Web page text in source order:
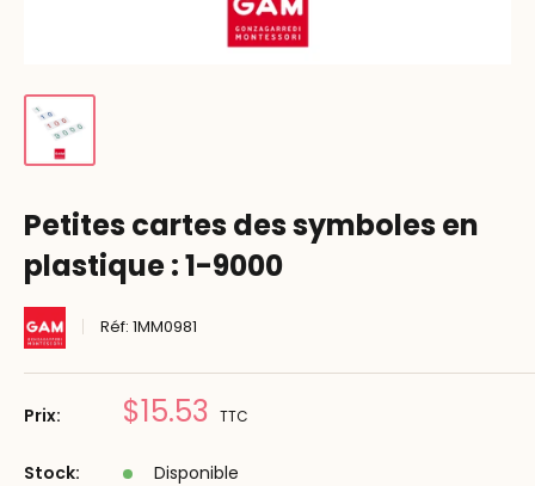
Petites cartes des symboles en
plastique : 1-9000
Réf: 1MM0981
Prix: Prix
$15.53 TTC
Stock: Disponible